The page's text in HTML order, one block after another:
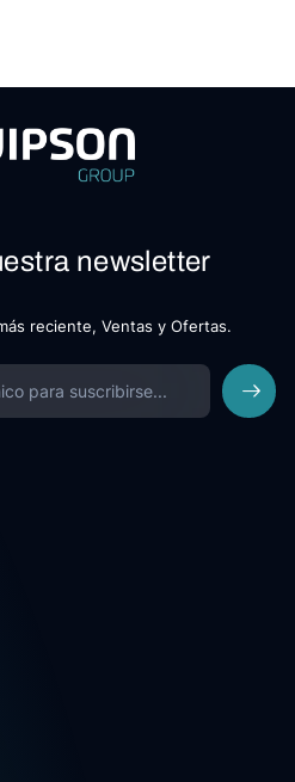
newsletter
reciente, Ventas y Ofertas.